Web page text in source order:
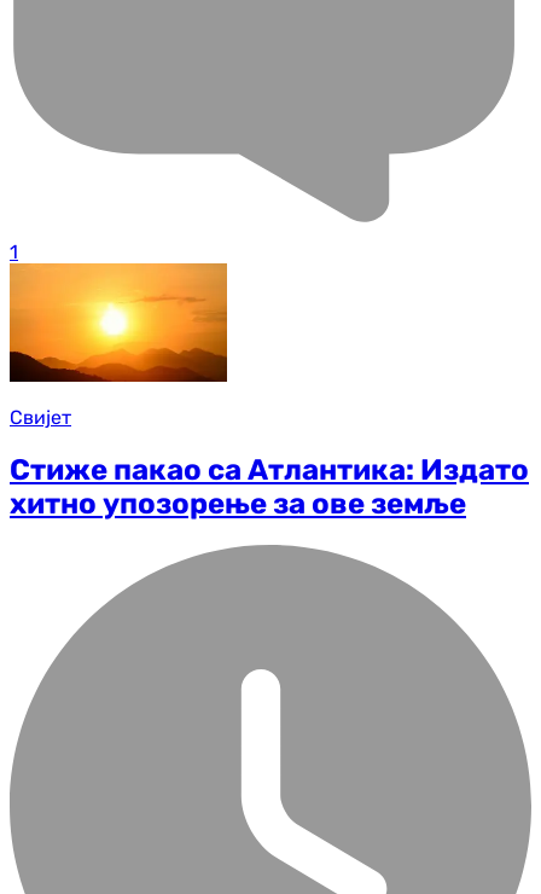
1
Свијет
Стиже пакао са Атлантика: Издато
хитно упозорење за ове земље